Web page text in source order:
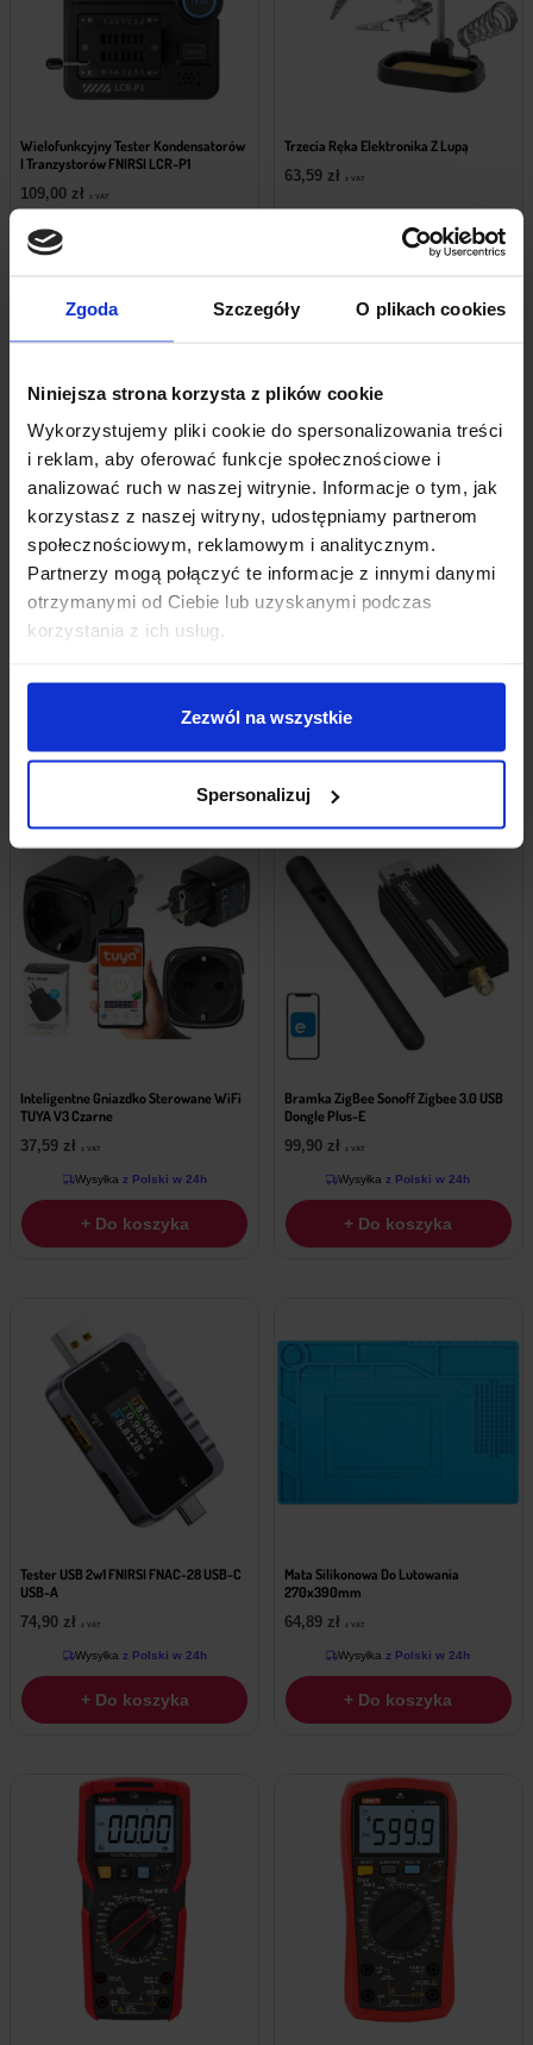
Zgoda Szczegóły O plikach cookies
Niniejsza strona korzysta z plików cookie
Wykorzystujemy pliki cookie do spersonalizowania treści
i reklam, aby oferować funkcje społecznościowe i
analizować ruch w naszej witrynie. Informacje o tym, jak
korzystasz z naszej witryny, udostępniamy partnerom
społecznościowym, reklamowym i analitycznym.
Partnerzy mogą połączyć te informacje z innymi danymi
otrzymanymi od Ciebie lub uzyskanymi podczas
korzystania z ich usług.
Zezwól na wszystkie
Spersonalizuj
Wielofunkcyjny Tester Kondensatorów
I Tranzystorów FNIRSI LCR-P1
109,00 zł z VAT
Trzecia Ręka Elektronika Z Lupą
63,59 zł z VAT
z Polski w 24h
Lutownica Oporowa Z Regulacją
Temperatury 60W
+ Do koszyka + Do koszyka
Inteligentne Gniazdko Sterowane WiFi
TUYA V3 Czarne
37,59 zł z VAT
Wysyłka z Polski w 24h
+ Do koszyka
Bramka ZigBee Sonoff Zigbee 3.0 USB
Dongle Plus-E
99,90 zł z VAT
Wysyłka z Polski w 24h
+ Do koszyka
Tester USB 2w1 FNIRSI FNAC-28 USB-C
USB-A
74,90 zł z VAT
Wysyłka z Polski w 24h
+ Do koszyka
Mata Silikonowa Do Lutowania
270x390mm
64,89 zł z VAT
Wysyłka z Polski w 24h
+ Do koszyka